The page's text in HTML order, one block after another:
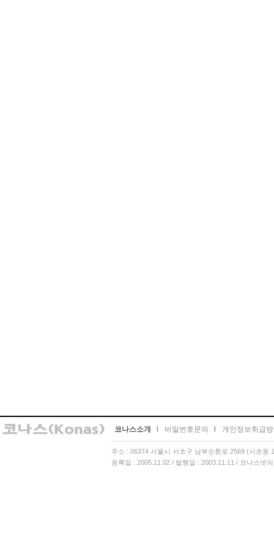
코나스소개 비밀번호문의 개인정보취급
주소 : 06374 서울시 서초구 남부순환로 2569 (서초
등록일 : 2005.11.02 / 발행일 : 2003.11.11 / 코나스넷